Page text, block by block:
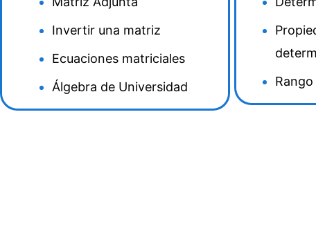
Invertir una matriz
Ecuaciones matriciales
Álgebra de Universidad